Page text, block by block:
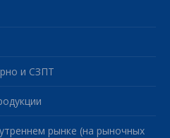
и СЗПТ
рынке (на рыночных